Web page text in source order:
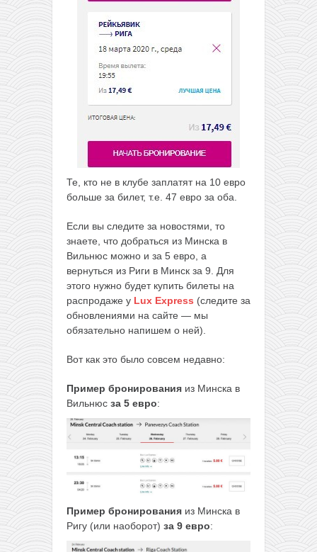
Те, кто не в клубе заплатят на 10 евро
больше за билет, т.е. 47 евро за оба.
Если вы следите за новостями, то
знаете, что добраться из Минска в
Вильнюс можно и за 5 евро, а
вернуться из Риги в Минск за 9. Для
этого нужно будет купить билеты на
распродаже у Lux Express (следите за
обновлениями на сайте — мы
обязательно напишем о ней).
Вот как это было совсем недавно:
Пример бронирования из Минска в
Вильнюс за 5 евро:
Пример бронирования из Минска в
Ригу (или наоборот) за 9 евро: